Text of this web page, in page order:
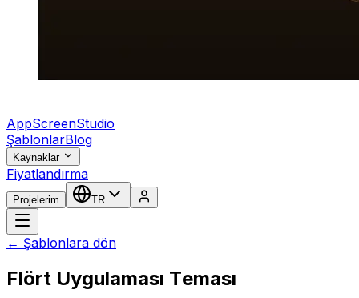
AppScreenStudio
ŞablonlarBlog
Kaynaklar
Fiyatlandırma
Projelerim TR
← Şablonlara dön
Flört Uygulaması Teması